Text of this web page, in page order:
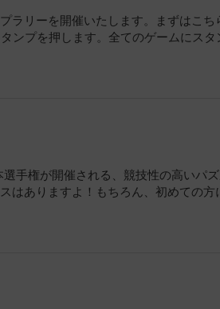
ラリーを開催いたします。まずはこち
ンプを押します。全てのゲームにスタ
手権が開催される、競技性の高いパ
はありますよ！もちろん、初めての方